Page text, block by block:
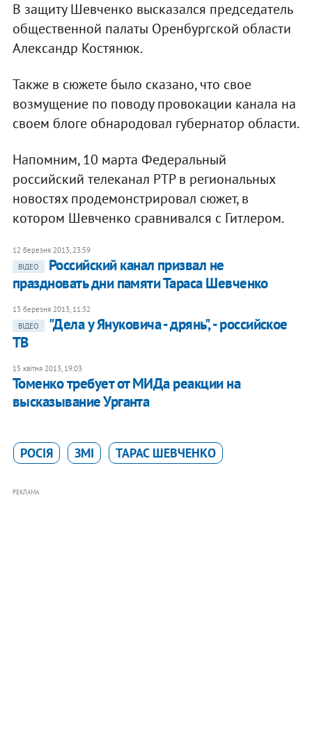
В защиту Шевченко высказался председатель
общественной палаты Оренбургской области
Александр Костянюк.
Также в сюжете было сказано, что свое
возмущение по поводу провокации канала на
своем блоге обнародовал губернатор области.
Напомним, 10 марта Федеральный
российский телеканал РТР в региональных
новостях продемонстрировал сюжет, в
котором Шевченко сравнивался с Гитлером.
12 березня 2013, 23:59
ВІДЕО
Российский канал призвал не
праздновать дни памяти Тараса Шевченко
13 березня 2013, 11:32
ВІДЕО
"Дела у Януковича - дрянь", - российское
ТВ
15 квітня 2013, 19:03
Томенко требует от МИДа реакции на
высказывание Урганта
РОСІЯ ЗМІ ТАРАС ШЕВЧЕНКО
РЕКЛАМА